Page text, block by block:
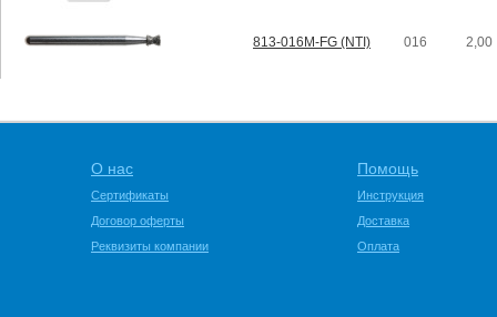
813-016M-FG (NTI) 016 2,00
О нас
Сертификаты
Договор оферты
Реквизиты компании
Помощь
Инструкция
Доставка
Оплата